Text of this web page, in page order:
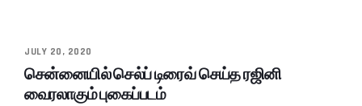
JULY 20, 2020
சென்னையில் செல்ப் டிரைவ் செய்த ரஜினி
வைரலாகும் புகைப்படம்